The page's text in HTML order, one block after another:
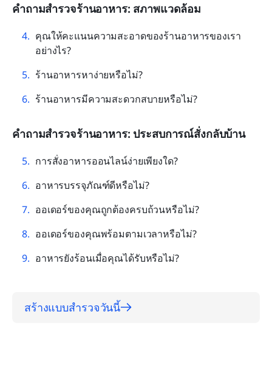
คำถามสำรวจร้านอาหาร: สภาพแวดล้อม
คุณให้คะแนนความสะอาดของร้านอาหารของเรา
อย่างไร?
ร้านอาหารหาง่ายหรือไม่?
ร้านอาหารมีความสะดวกสบายหรือไม่?
คำถามสำรวจร้านอาหาร: ประสบการณ์สั่งกลับบ้าน
การสั่งอาหารออนไลน์ง่ายเพียงใด?
อาหารบรรจุภัณฑ์ดีหรือไม่?
ออเดอร์ของคุณถูกต้องครบถ้วนหรือไม่?
ออเดอร์ของคุณพร้อมตามเวลาหรือไม่?
อาหารยังร้อนเมื่อคุณได้รับหรือไม่?
สร้างแบบสำรวจวันนี้